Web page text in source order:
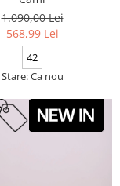
1.090,00 Lei
568,99 Lei
42
Stare: Ca nou